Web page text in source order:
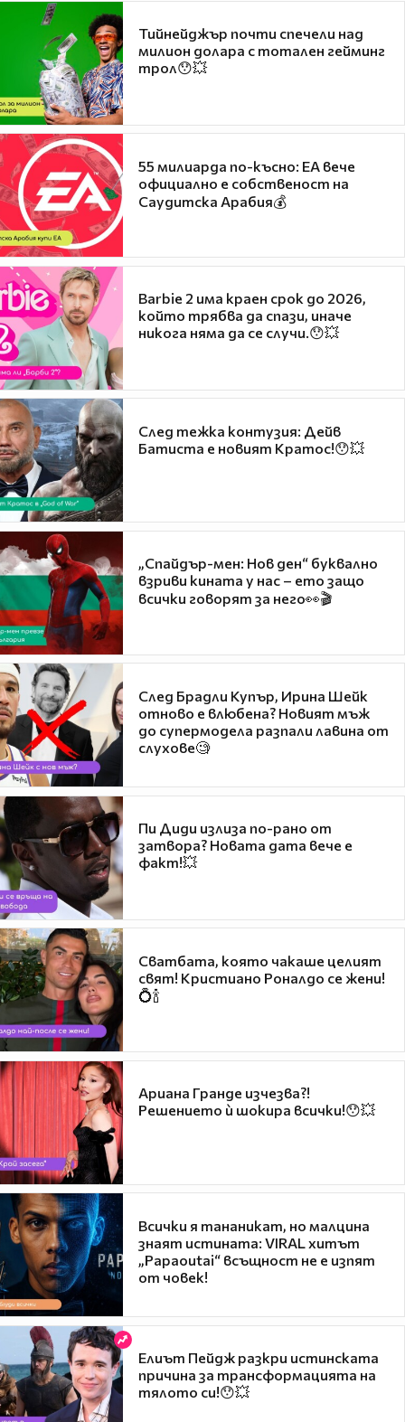
Тийнейджър почти спечели над
милион долара с тотален гейминг
трол😯💥
55 милиарда по-късно: EA вече
официално е собственост на
Саудитска Арабия💰
Barbie 2 има краен срок до 2026,
който трябва да спази, иначе
никога няма да се случи.😯💥
След тежка контузия: Дейв
Батиста е новият Кратос!😯💥
„Спайдър-мен: Нов ден“ буквално
взриви кината у нас – ето защо
всички говорят за него👀🎬
След Брадли Купър, Ирина Шейк
отново е влюбена? Новият мъж
до супермодела разпали лавина от
слухове🧐
Пи Диди излиза по-рано от
затвора? Новата дата вече е
факт!💥
Сватбата, която чакаше целият
свят! Кристиано Роналдо се жени!
💍🍾
Ариана Гранде изчезва?!
Решението ѝ шокира всички!😯💥
Всички я тананикат, но малцина
знаят истината: VIRAL хитът
„Papaoutai“ всъщност не е изпят
от човек!
Елиът Пейдж разкри истинската
причина за трансформацията на
тялото си!😯💥